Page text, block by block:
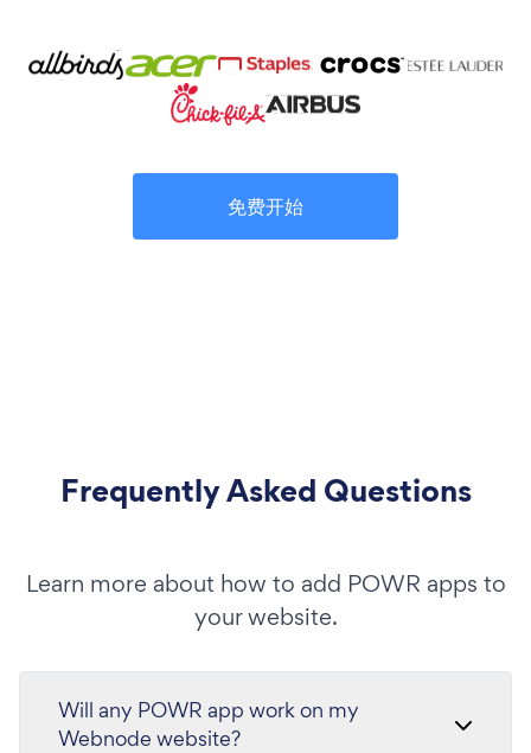
免费开始
Frequently Asked Questions
Learn more about how to add POWR apps to
your website.
Will any POWR app work on my
Webnode website?